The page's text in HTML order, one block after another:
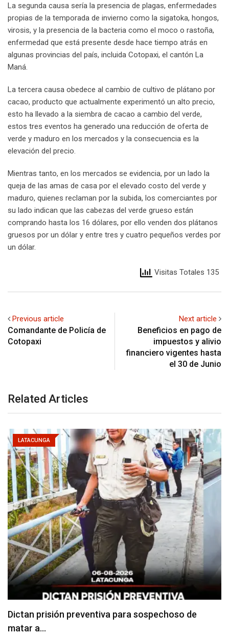
La segunda causa sería la presencia de plagas, enfermedades
propias de la temporada de invierno como la sigatoka, hongos,
virosis, y la presencia de la bacteria como el moco o rastoña,
enfermedad que está presente desde hace tiempo atrás en
algunas provincias del país, incluida Cotopaxi, el cantón La
Maná.
La tercera causa obedece al cambio de cultivo de plátano por
cacao, producto que actualmente experimentó un alto precio,
esto ha llevado a la siembra de cacao a cambio del verde,
estos tres eventos ha generado una reducción de oferta de
verde y maduro en los mercados y la consecuencia es la
elevación del precio.
Mientras tanto, en los mercados se evidencia, por un lado la
queja de las amas de casa por el elevado costo del verde y
maduro, quienes reclaman por la subida, los comerciantes por
su lado indican que las cabezas del verde grueso están
comprando hasta los 16 dólares, por ello venden dos plátanos
gruesos por un dólar y entre tres y cuatro pequeños verdes por
un dólar.
Visitas Totales 135
Previous article
Comandante de Policía de
Cotopaxi
Next article
Beneficios en pago de
impuestos y alivio
financiero vigentes hasta
el 30 de Junio
Related Articles
LATACUNGA
Usuarios madrugan y hacen largas filas para
obtener…